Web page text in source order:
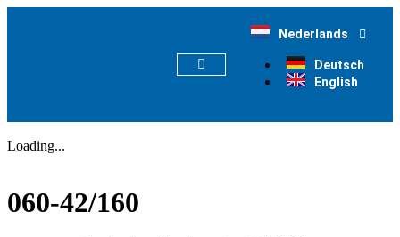
Nederlands
Deutsch
English
Loading...
060-42/160